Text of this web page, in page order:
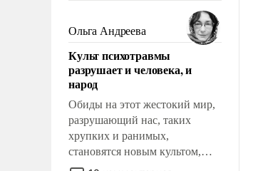
сложна и амбициозна. Однако
и ее реализация радикально
поднимет наши боевые
возможности.
Ольга Андреева
Культ психотравмы
разрушает и человека, и
народ
Обиды на этот жестокий мир,
разрушающий нас, таких
хрупких и ранимых,
становятся новым культом,
постепенно вытесняя и